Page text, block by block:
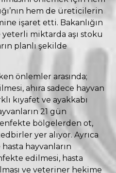
hem de üreticilerin
işaret etti. Bakanlığın
yeterli miktarda aşı stoku
planlı şekilde
önlemler arasında;
ahıra sadece hayvan
kıyafet ve ayakkabı
21 gün
enfekte bölgelerden ot,
yer alıyor. Ayrıca
hasta hayvanların
edilmesi, hasta
ve veteriner hekime